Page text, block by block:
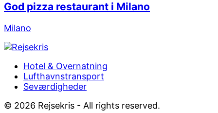
God pizza restaurant i Milano
Milano
Footer
Menu
Hotel & Overnatning
Lufthavnstransport
Seværdigheder
© 2026 Rejsekris - All rights reserved.